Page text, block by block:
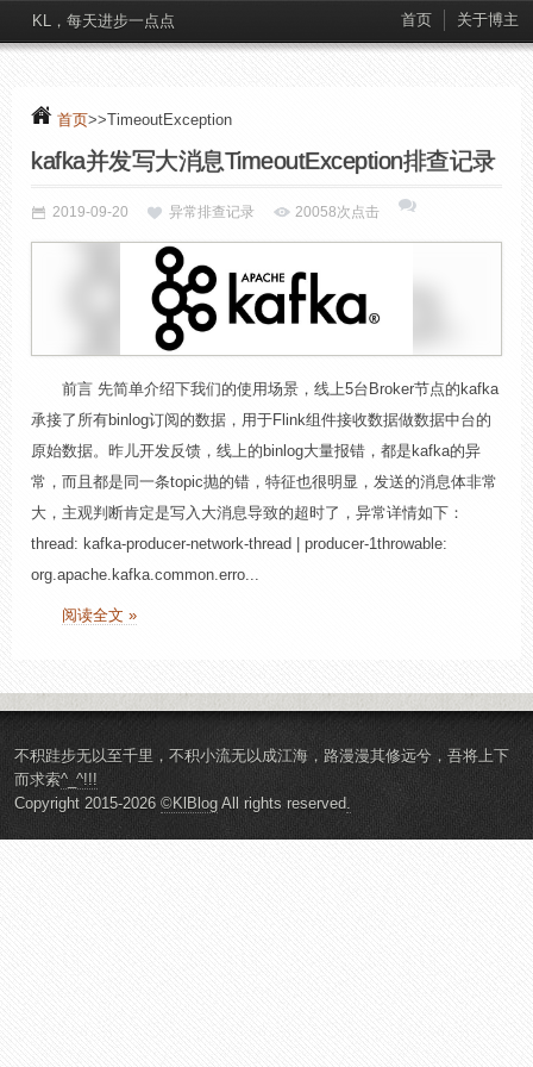
KL，每天进步一点点 首页 关于博主
首页>>TimeoutException
kafka并发写大消息TimeoutException排查记录
2019-09-20 异常排查记录 20058次点击
前言 先简单介绍下我们的使用场景，线上5台Broker节点的kafka
承接了所有binlog订阅的数据，用于Flink组件接收数据做数据中台的
原始数据。昨儿开发反馈，线上的binlog大量报错，都是kafka的异
常，而且都是同一条topic抛的错，特征也很明显，发送的消息体非常
大，主观判断肯定是写入大消息导致的超时了，异常详情如下：
thread: kafka-producer-network-thread | producer-1throwable:
org.apache.kafka.common.erro...
阅读全文 »
不积跬步无以至千里，不积小流无以成江海，路漫漫其修远兮，吾将上下
而求索^_^!!!
Copyright 2015-2026 ©KlBlog All rights reserved.